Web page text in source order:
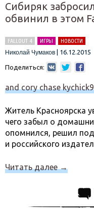
Сибиряк
обвинил в этом
FALLOUT 4 ИГРЫ
НОВОСТИ
Николай Чумаков
16.12.2015
Поделиться:
and cory chase
Житель Красноярска
чего забыл о
опомнился, решил
и российского
Читать далее→